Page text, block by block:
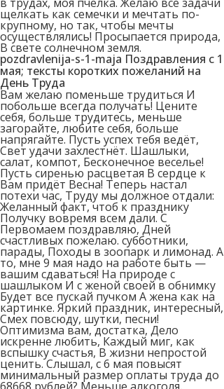
щелкать как семечки и мечтать по-
крупному, но так, чтобы мечты
осуществлялись! Просыпается природа,
В свете солнечном земля.
pozdravlenija-s-1-maja Поздравления с 1
мая; тексты коротких пожеланий на
День Труда
Вам желаю поменьше трудиться И
побольше всегда получать! Цените
себя, больше трудитесь, меньше
загорайте, любите себя, больше
напрягайте. Пусть успех тебя ведёт,
Свет удачи захлестнёт. Шашлыки,
салат, компот, Бесконечное веселье!
Пусть сиренью расцветая В сердце к
Вам придёт Весна! Теперь настал
потехи час, Труду мы должное отдали:
Желанный факт, чтоб к празднику
Получку вовремя всем дали. С
Первомаем поздравляю, Дней
счастливых пожелаю. субботники,
парады, Походы в зоопарк и лимонад. А
то, мне 9 мая надо на работе быть —
вашим сдаваться! На природе с
шашлыком И с женой своей в обнимку
Будет все пускай пучком А жена как на
картинке. Яркий праздник, интересный,
Смех повсюду, шутки, песни!
Оптимизма вам, достатка, Дело
искренне любить, Каждый миг, как
вспышку счастья, В жизни непростой
ценить. Слышал, с 6 мая повысят
минимальный размер оплаты труда до